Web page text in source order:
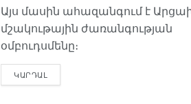
Այս մասին ահազանգում է
մշակութային ժառանգության
օմբուդսմենը։
ԿԱՐԴԱԼ